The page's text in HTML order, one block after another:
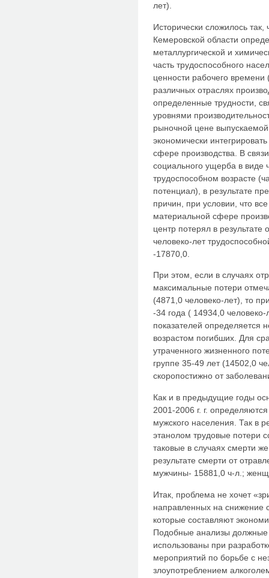
лет).
Исторически сложилось
Кемеровской области
металлургической и
часть трудоспособного
ценности рабочего
различных отраслях
определенные трудности,
уровнями
рыночной цене
экономически
сфере производства. В
социального ущерба в виде
трудоспособном возрасте
потенциал), в результате
причин, при условии, что
материальной сфере
центр потерял в
человеко-лет
-17870,0.
При этом, если в случаях
максимальные потери
(4871,0 человеко-лет), то
-34 года ( 14934,0
показателей определяется
возрастом погибших. Для
утраченного жизненного
группе 35-49 лет (14502,0
скоропостижно от
Как и в предыдущие годы
2001-2006 г. г.
мужского населения. Так в
этанолом трудовые потери
таковые в случаях смерти
результате смерти от
мужчины- 15881,0 ч-л.;
Итак, проблема не хочет
направленных на снижение
которые составляют
Подобные анализы должные
использованы при
мероприятий по борьбе с
злоупотреблением